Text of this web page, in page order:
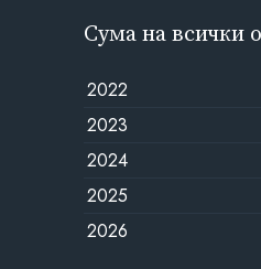
Сума на всички
2022
2023
2024
2025
2026